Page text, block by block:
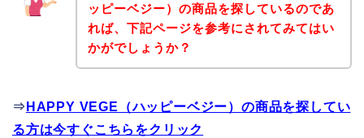
ッピーベジー）の商品を探しているのであ
れば、下記ページを参考にされてみてはい
かがでしょうか？
⇒ HAPPY VEGE（ハッピーベジー）の商品を探してい
る方は今すぐこちらをクリック